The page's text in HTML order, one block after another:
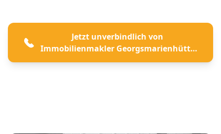
Jetzt unverbindlich von
Immobilienmakler Georgsmarienhütte
beraten lassen